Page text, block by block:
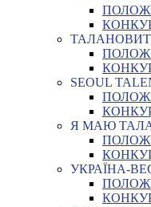
SEOUL
Я МАЮ
УКРАЇНА-